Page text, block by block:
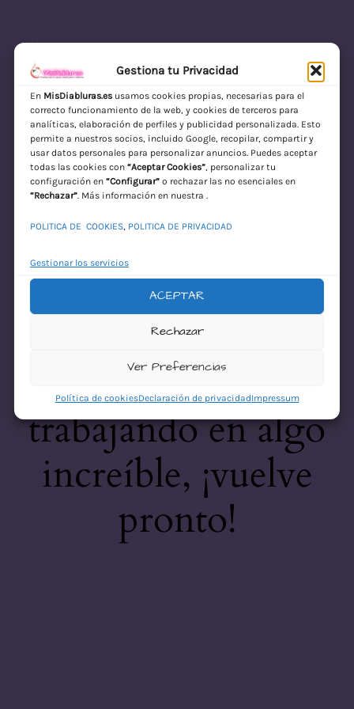
Gestiona tu Privacidad
En MisDiabluras.esusamos cookies propias, necesarias para el
correcto funcionamiento de la web, y cookies de terceros para
analíticas, elaboración de perfiles y publicidad personalizada. Esto
permite a nuestros socios, incluido Google, recopilar, compartir y
usar datos personales para personalizar anuncios. Puedes aceptar
todas las cookies con “Aceptar Cookies”, personalizar tu
configuración en “Configurar”o rechazar las no esenciales en
“Rechazar”. Más información en nuestra .
POLITICA DE COOKIES, POLITICA DE PRIVACIDAD
Gestionar los servicios
ACEPTAR
Rechazar
Ver Preferencias
Política de cookiesDeclaración de privacidadImpressum
MisDiabluras | Sexshop Online con Envío
Discreto en España
Acceder
¡Disculpa este
desastre! Estamos
trabajando en algo
increíble, ¡vuelve
pronto!